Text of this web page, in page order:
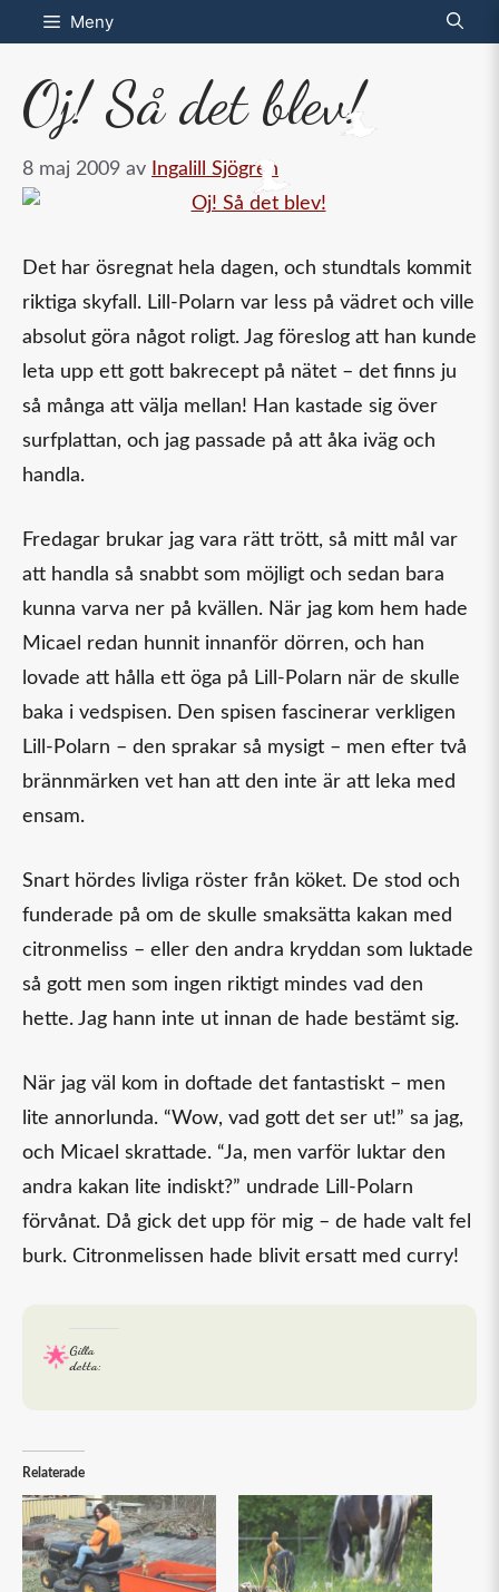
Hoppa
till
innehåll
Meny
Oj! Så det blev!
8 maj 2009 av Ingalill Sjögren
Det har ösregnat hela dagen, och stundtals kommit
riktiga skyfall. Lill-Polarn var less på vädret och ville
absolut göra något roligt. Jag föreslog att han kunde
leta upp ett gott bakrecept på nätet – det finns ju
så många att välja mellan! Han kastade sig över
surfplattan, och jag passade på att åka iväg och
handla.
Fredagar brukar jag vara rätt trött, så mitt mål var
att handla så snabbt som möjligt och sedan bara
kunna varva ner på kvällen. När jag kom hem hade
Micael redan hunnit innanför dörren, och han
lovade att hålla ett öga på Lill-Polarn när de skulle
baka i vedspisen. Den spisen fascinerar verkligen
Lill-Polarn – den sprakar så mysigt – men efter två
brännmärken vet han att den inte är att leka med
ensam.
Snart hördes livliga röster från köket. De stod och
funderade på om de skulle smaksätta kakan med
citronmeliss – eller den andra kryddan som luktade
så gott men som ingen riktigt mindes vad den
hette. Jag hann inte ut innan de hade bestämt sig.
När jag väl kom in doftade det fantastiskt – men
lite annorlunda. “Wow, vad gott det ser ut!” sa jag,
och Micael skrattade. “Ja, men varför luktar den
andra kakan lite indiskt?” undrade Lill-Polarn
förvånat. Då gick det upp för mig – de hade valt fel
burk. Citronmelissen hade blivit ersatt med curry!
Gilla
detta:
Relaterade